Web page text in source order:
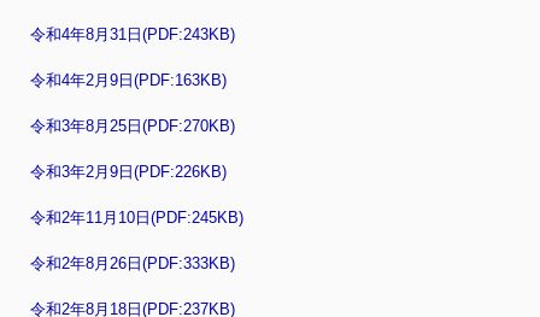
令和4年8月31日(PDF:243KB)
令和4年2月9日(PDF:163KB)
令和3年8月25日(PDF:270KB)
令和3年2月9日(PDF:226KB)
令和2年11月10日(PDF:245KB)
令和2年8月26日(PDF:333KB)
令和2年8月18日(PDF:237KB)